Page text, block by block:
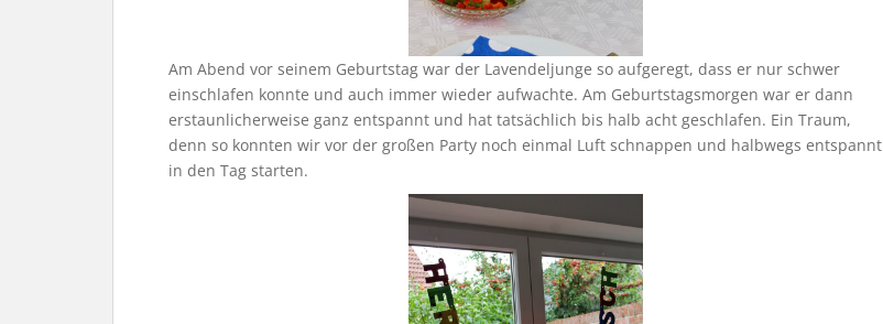
Am Abend vor seinem Geburtstag war der Lavendeljunge so aufgeregt, dass er nur schwer
einschlafen konnte und auch immer wieder aufwachte. Am Geburtstagsmorgen war er dann
erstaunlicherweise ganz entspannt und hat tatsächlich bis halb acht geschlafen. Ein Traum,
denn so konnten wir vor der großen Party noch einmal Luft schnappen und halbwegs entspannt
in den Tag starten.